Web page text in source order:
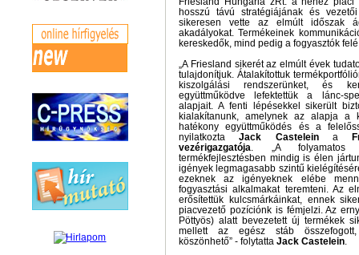
hosszú távú stratégiájának és
sikeresen vette az elmúlt időszak
akadályokat. Termékeinek
kereskedők, mind pedig a fogyasztók
„A Friesland sikerét az elmúlt évek
tulajdonítjuk. Átalakítottuk
kiszolgálási rendszerünket, és
együttműködve lefektettük a lánc-
alapjait. A fenti lépésekkel sikerült
kialakítanunk, amelynek az alapja a
hatékony együttműködés és a
nyilatkoztaJack Casteleina
vezérigazgatója. „A folyamatos
termékfejlesztésben mindig is élen
igények legmagasabb szintű
ezeknek az igényeknek elébe
fogyasztási alkalmakat teremteni. Az
erősítettük kulcsmárkáinkat, ennek
piacvezető pozíciónk is fémjelzi. Az
Pöttyös) alatt bevezetett új termékek
mellett az egész stáb összefogott,
köszönhető” - folytatta Jack Castelein.